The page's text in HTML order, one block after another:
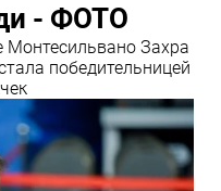
- ФОТО
Монтесильвано Захра
победительницей